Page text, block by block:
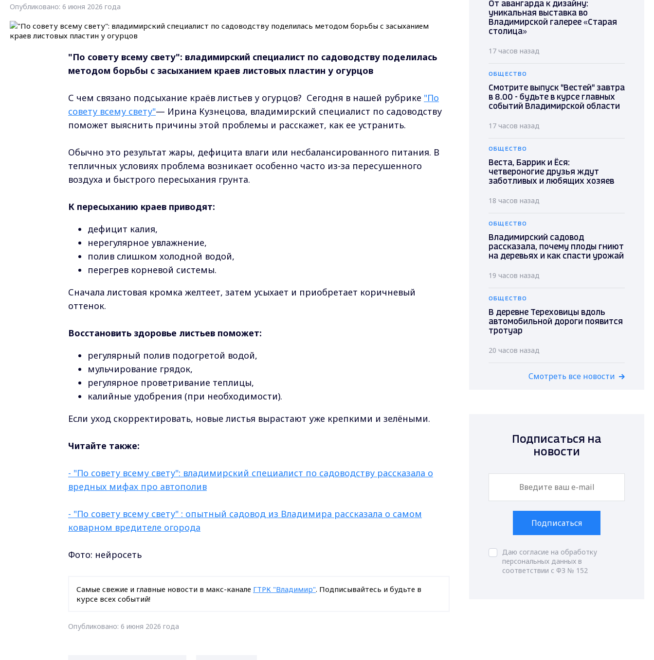
Опубликовано: 6 июня 2026 года
"По совету всему свету": владимирский специалист по садоводству поделилась
методом борьбы с засыханием краев листовых пластин у огурцов
С чем связано подсыхание краёв листьев у огурцов? Сегодня в нашей рубрике "По
совету всему свету"— Ирина Кузнецова, владимирский специалист по садоводству
поможет выяснить причины этой проблемы и расскажет, как ее устранить.
Обычно это результат жары, дефицита влаги или несбалансированного питания. В
тепличных условиях проблема возникает особенно часто из-за пересушенного
воздуха и быстрого пересыхания грунта.
К пересыханию краев приводят:
дефицит калия,
нерегулярное увлажнение,
полив слишком холодной водой,
перегрев корневой системы.
Сначала листовая кромка желтеет, затем усыхает и приобретает коричневый
оттенок.
Восстановить здоровье листьев поможет:
регулярный полив подогретой водой,
мульчирование грядок,
регулярное проветривание теплицы,
калийные удобрения (при необходимости).
Если уход скорректировать, новые листья вырастают уже крепкими и зелёными.
Читайте также:
- "По совету всему свету": владимирский специалист по садоводству рассказала о
вредных мифах про автополив
- "По совету всему свету" : опытный садовод из Владимира рассказала о самом
коварном вредителе огорода
Фото: нейросеть
Самые свежие и главные новости в макс-канале ГТРК "Владимир". Подписывайтесь и будьте в
курсе всех событий!
Опубликовано: 6 июня 2026 года
От авангарда к дизайну:
уникальная выставка во
Владимирской галерее «Старая
столица»
17 часов назад
ОБЩЕСТВО
Смотрите выпуск "Вестей" завтра
в 8.00 - будьте в курсе главных
событий Владимирской области
17 часов назад
ОБЩЕСТВО
Веста, Баррик и Ёся:
четвероногие друзья ждут
заботливых и любящих хозяев
18 часов назад
ОБЩЕСТВО
Владимирский садовод
рассказала, почему плоды гниют
на деревьях и как спасти урожай
19 часов назад
ОБЩЕСТВО
В деревне Тереховицы вдоль
автомобильной дороги появится
тротуар
20 часов назад
Смотреть все новости
Подписаться на
новости
Подписаться
Даю согласие на обработку
персональных данных в
соответствии с ФЗ № 152